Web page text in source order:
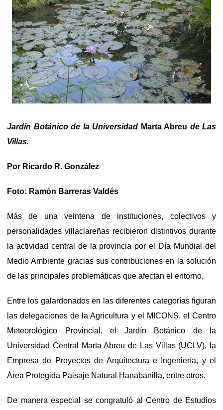
Jardín Botánico de la Universidad Marta Abreu de Las
Villas.
Por Ricardo R. González
Foto: Ramón Barreras Valdés
Más de una veintena de instituciones, colectivos y
personalidades villaclareñas recibieron distintivos durante
la actividad central de la provincia por el Día Mundial del
Medio Ambiente gracias sus contribuciones en la solución
de las principales problemáticas que afectan el entorno.
Entre los galardonados en las diferentes categorías figuran
las delegaciones de la Agricultura y el MICONS, el Centro
Meteorológico Provincial, el Jardín Botánico de la
Universidad Central Marta Abreu de Las Villas (UCLV), la
Empresa de Proyectos de Arquitectura e Ingeniería, y el
Área Protegida Paisaje Natural Hanabanilla, entre otros.
De manera especial se congratuló al Centro de Estudios